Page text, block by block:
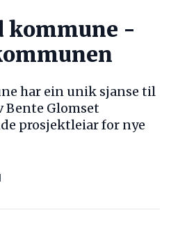
kommune -
har ein unik sjanse til
Bente Glomset
prosjektleiar for nye